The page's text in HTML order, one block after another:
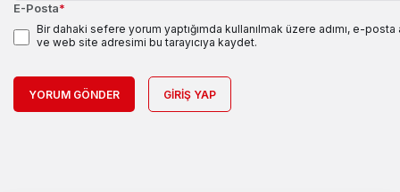
E-Posta*
Bir dahaki sefere yorum yaptığımda kullanılmak üzere adımı, e-
ve web site adresimi bu tarayıcıya kaydet.
YORUM GÖNDER GIRIŞ YAP